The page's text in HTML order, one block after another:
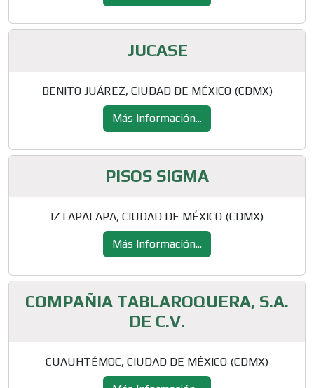
JUCASE
BENITO JUÁREZ, CIUDAD DE MÉXICO (CDMX)
Más Información...
PISOS SIGMA
IZTAPALAPA, CIUDAD DE MÉXICO (CDMX)
Más Información...
COMPAÑIA TABLAROQUERA, S.A.
DE C.V.
CUAUHTÉMOC, CIUDAD DE MÉXICO (CDMX)